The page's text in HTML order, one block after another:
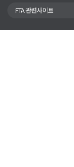
부
FTA 관련사이트